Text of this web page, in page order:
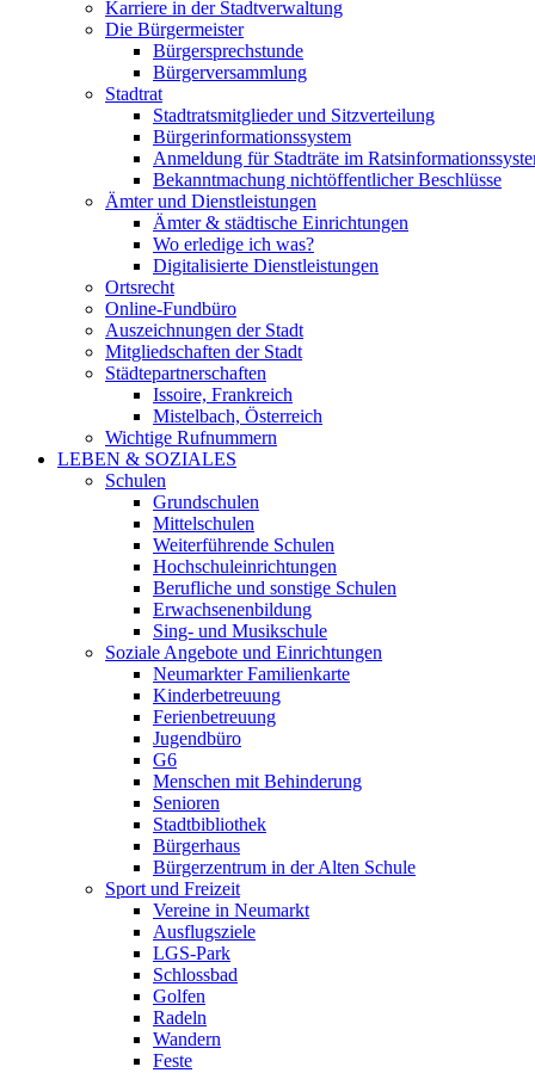
Karriere in der Stadtverwaltung
Die Bürgermeister
Bürgersprechstunde
Bürgerversammlung
Stadtrat
Stadtratsmitglieder und Sitzverteilung
Bürgerinformationssystem
Anmeldung für Stadträte im
Bekanntmachung nichtöffentlicher Beschlüsse
Ämter und Dienstleistungen
Ämter & städtische Einrichtungen
Wo erledige ich was?
Digitalisierte Dienstleistungen
Ortsrecht
Online-Fundbüro
Auszeichnungen der Stadt
Mitgliedschaften der Stadt
Städtepartnerschaften
Issoire, Frankreich
Mistelbach, Österreich
Wichtige Rufnummern
LEBEN & SOZIALES
Schulen
Grundschulen
Mittelschulen
Weiterführende Schulen
Hochschuleinrichtungen
Berufliche und sonstige Schulen
Erwachsenenbildung
Sing- und Musikschule
Soziale Angebote und Einrichtungen
Neumarkter Familienkarte
Kinderbetreuung
Ferienbetreuung
Jugendbüro
G6
Menschen mit Behinderung
Senioren
Stadtbibliothek
Bürgerhaus
Bürgerzentrum in der Alten Schule
Sport und Freizeit
Vereine in Neumarkt
Ausflugsziele
LGS-Park
Schlossbad
Golfen
Radeln
Wandern
Feste